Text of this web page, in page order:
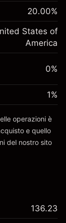
%
(-$1.08)
$1,000.00
-0.000654
%
20.00%
States of
America
0%
1%
operazioni è
e quello
del nostro sito
136.23